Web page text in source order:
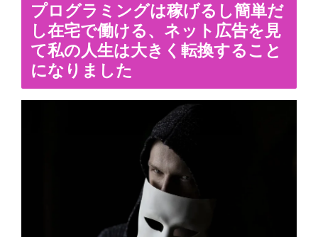
プログラミングは稼げるし簡単だ
し在宅で働ける、ネット広告を見
て私の人生は大きく転換すること
になりました